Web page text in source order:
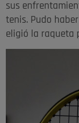
sus
tenis. Pudo
eligió la raqueta